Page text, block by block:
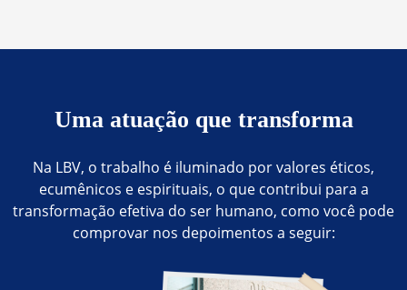
Uma atuação que transforma
Na LBV, o trabalho é iluminado por valores éticos,
ecumênicos e espirituais, o que contribui para a
transformação efetiva do ser humano, como você pode
comprovar nos depoimentos a seguir: